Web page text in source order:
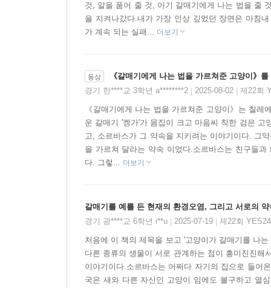
받으면서 알을 부화시키고, 태어난 새끼갈매기
가르친다는 세 번째 약속은 소르바스와 그의 친
결국 소르바스는 고양이 세상 밖에서 누군가의
소통해서는 안된다”는 것은 고양이 사회의 금기
소르바스는 신뢰할 수 있는 유일한 인간인 한 시인
비가 오는 어느 날 저녁, 항구의 고양이들과 시인
떠는 아포르뚜나다에게 엄마 고양이 소르바스는
“날개만으로 날 수 있는 건 아냐! 오직 날려고 노력
것, 알을 품어 줄 것, 아기 갈매기에게 나는 법을 줄
을 지켜나갔다.내가 가장 인상 깊었던 장면은 마침
가 계속 되는 실패... 더보기
동상
《갈매기에게 나는 법을 가르쳐준 고양이》를
경기 한****교 3학년 a********2
2025-08-02 제22회
《갈매기에게 나는 법을 가르쳐준 고양이》는 칠
운 갈매기 '켕가'가 몸집이 크고 마음씨 착한 검은
고, 소르바스가 그 약속을 지키려는 이야기이다. 그
을 가르쳐 달라는 약속 이었다.소르바스는 친구들
다. 그렇... 더보기
갈매기를 예를 든 현재의 환경오염, 그리고 서로의 약
경기 광****교 6학년 i**u
2025-07-19 제22회
처음에 이 책의 제목을 보고 '고양이가 갈매기를 나
다른 종류의 생물이 서로 관계하는 점이 흥미진진
이야기이다.소르바스는 어쩌다 자기의 집으로 들어
국은 새와 다른 자신인 고양이 임에도 불구하고 열